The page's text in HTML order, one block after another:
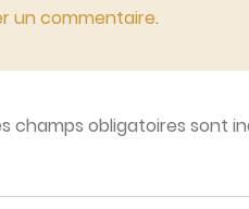
un commentaire.
champs obligatoires sont